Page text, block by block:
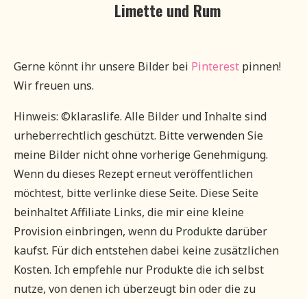
Limette und Rum
Gerne könnt ihr unsere Bilder bei Pinterest pinnen!
Wir freuen uns.
Hinweis: ©klaraslife. Alle Bilder und Inhalte sind
urheberrechtlich geschützt. Bitte verwenden Sie
meine Bilder nicht ohne vorherige Genehmigung.
Wenn du dieses Rezept erneut veröffentlichen
möchtest, bitte verlinke diese Seite. Diese Seite
beinhaltet Affiliate Links, die mir eine kleine
Provision einbringen, wenn du Produkte darüber
kaufst. Für dich entstehen dabei keine zusätzlichen
Kosten. Ich empfehle nur Produkte die ich selbst
nutze, von denen ich überzeugt bin oder die zu